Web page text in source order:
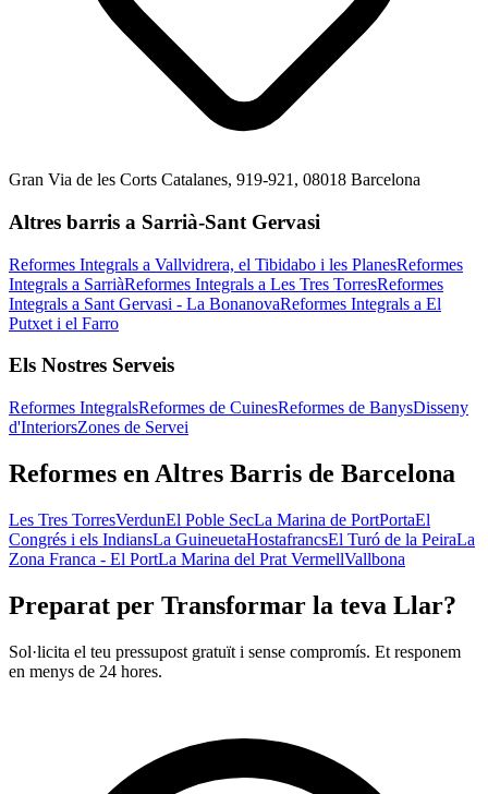
Gran Via de les Corts Catalanes, 919-921, 08018 Barcelona
Altres barris a Sarrià-Sant Gervasi
Reformes Integrals a Vallvidrera, el Tibidabo i les PlanesReformes
Integrals a SarriàReformes Integrals a Les Tres TorresReformes
Integrals a Sant Gervasi - La BonanovaReformes Integrals a El
Putxet i el Farro
Els Nostres Serveis
Reformes IntegralsReformes de CuinesReformes de BanysDisseny
d'InteriorsZones de Servei
Reformes en Altres Barris de Barcelona
Les Tres TorresVerdunEl Poble SecLa Marina de PortPortaEl
Congrés i els IndiansLa GuineuetaHostafrancsEl Turó de la PeiraLa
Zona Franca - El PortLa Marina del Prat VermellVallbona
Preparat per Transformar la teva Llar?
Sol·licita el teu pressupost gratuït i sense compromís. Et responem
en menys de 24 hores.